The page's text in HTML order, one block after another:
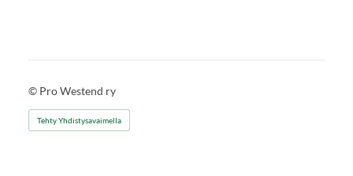
© Pro Westend ry
Tehty Yhdistysavaimella